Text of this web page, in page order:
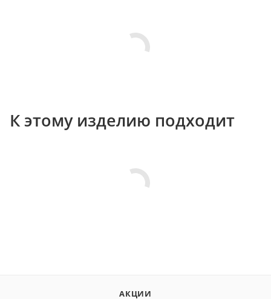
К этому изделию подходит
АКЦИИ